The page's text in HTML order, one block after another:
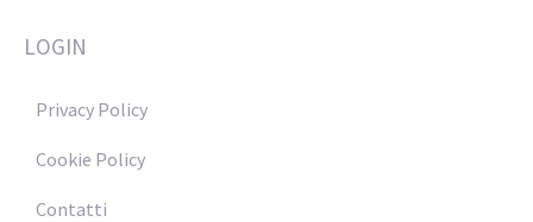
LOGIN
Privacy Policy
Cookie Policy
Contatti